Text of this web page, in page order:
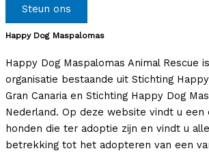
Steun ons
Happy Dog Maspalomas
Happy Dog Maspalomas Animal Rescue
organisatie bestaande uit Stichting
Gran Canaria en Stichting Happy Dog
Nederland. Op deze website vindt u een
honden die ter adoptie zijn en vindt u
betrekking tot het adopteren van een